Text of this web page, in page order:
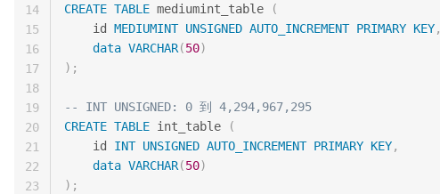
CREATE TABLE mediumint_table
(
    id
MEDIUMINT UNSIGNED AUTO_INCREMENT PRIMARY KEY,
data VARCHAR(50)
) ;
-- INT UNSIGNED: 0 到 4,294,967,295
CREATE TABLE int_table
(
    id
INT UNSIGNED AUTO_INCREMENT PRIMARY KEY,
data VARCHAR(50)
) ;
14
15
16
17
18
19
20
21
22
23